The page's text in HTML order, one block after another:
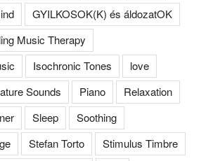
GYILKOSOK(K) és áldozatOK
Music Therapy
Isochronic Tones
love
Sounds Piano
Relaxation
Sleep
Soothing
Stefan Torto
Stimulus Timbre